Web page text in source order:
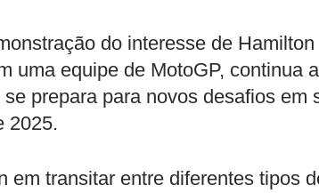
do interesse de
uma equipe de MotoGP, continua
prepara para novos desafios em
2025.
em transitar entre diferentes tipos